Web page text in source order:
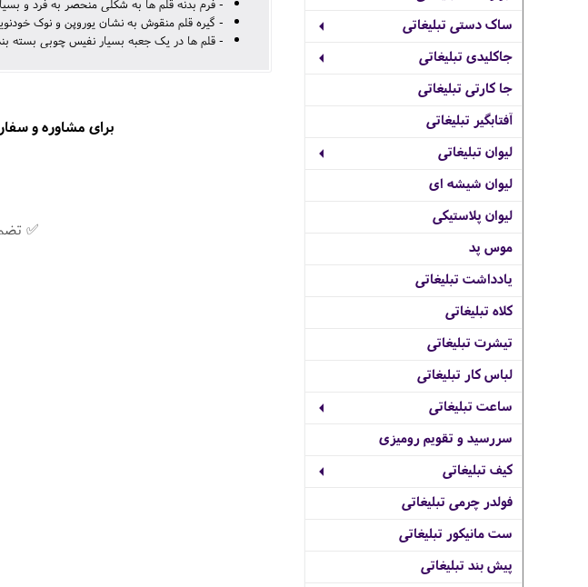
ساک دستی تبلیغاتی
جاکلیدی تبلیغاتی
جا کارتی تبلیغاتی
آفتابگیر تبلیغاتی
لیوان تبلیغاتی
لیوان شیشه ای
لیوان پلاستیکی
موس پد
یادداشت تبلیغاتی
کلاه تبلیغاتی
تیشرت تبلیغاتی
لباس کار تبلیغاتی
ساعت تبلیغاتی
سررسید و تقویم رومیزی
کیف تبلیغاتی
فولدر چرمی تبلیغاتی
ست مانیکور تبلیغاتی
پیش بند تبلیغاتی
- گیره قلم منقوش به نشان یوروپن و نوک
- قلم ها در یک جعبه بسیار نفیس چوبی بسته
برای مشاوره و
✅